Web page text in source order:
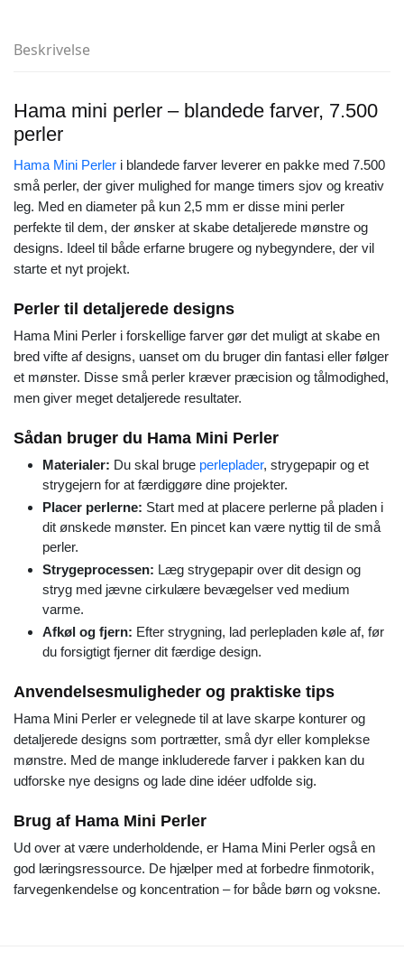
Beskrivelse
Hama mini perler – blandede farver, 7.500
perler
Hama Mini Perler i blandede farver leverer en pakke med 7.500
små perler, der giver mulighed for mange timers sjov og kreativ
leg. Med en diameter på kun 2,5 mm er disse mini perler
perfekte til dem, der ønsker at skabe detaljerede mønstre og
designs. Ideel til både erfarne brugere og nybegyndere, der vil
starte et nyt projekt.
Perler til detaljerede designs
Hama Mini Perler i forskellige farver gør det muligt at skabe en
bred vifte af designs, uanset om du bruger din fantasi eller følger
et mønster. Disse små perler kræver præcision og tålmodighed,
men giver meget detaljerede resultater.
Sådan bruger du Hama Mini Perler
Materialer: Du skal bruge perleplader, strygepapir og et
strygejern for at færdiggøre dine projekter.
Placer perlerne: Start med at placere perlerne på pladen i
dit ønskede mønster. En pincet kan være nyttig til de små
perler.
Strygeprocessen: Læg strygepapir over dit design og
stryg med jævne cirkulære bevægelser ved medium
varme.
Afkøl og fjern: Efter strygning, lad perlepladen køle af, før
du forsigtigt fjerner dit færdige design.
Anvendelsesmuligheder og praktiske tips
Hama Mini Perler er velegnede til at lave skarpe konturer og
detaljerede designs som portrætter, små dyr eller komplekse
mønstre. Med de mange inkluderede farver i pakken kan du
udforske nye designs og lade dine idéer udfolde sig.
Brug af Hama Mini Perler
Ud over at være underholdende, er Hama Mini Perler også en
god læringsressource. De hjælper med at forbedre finmotorik,
farvegenkendelse og koncentration – for både børn og voksne.